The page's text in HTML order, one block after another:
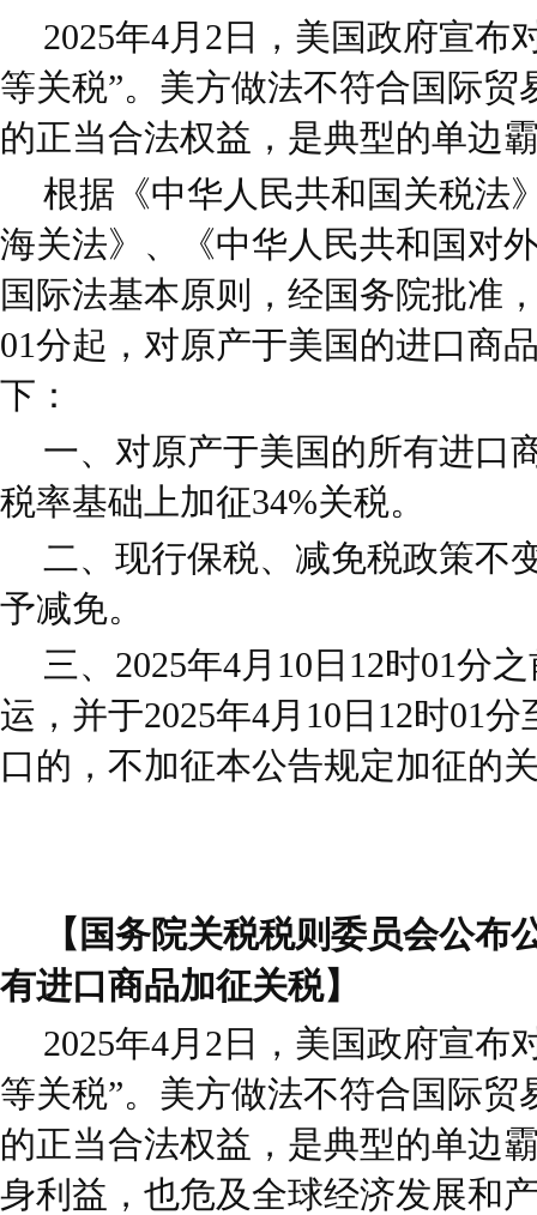
2025年4月2日，美国政府宣布
等关税”。美方做法不符合国际贸
的正当合法权益，是典型的单边
根据《中华人民共和国关税法
海关法》、《中华人民共和国对
国际法基本原则，经国务院批准
01分起，对原产于美国的进口商
下：
一、对原产于美国的所有进口
税率基础上加征34%关税。
二、现行保税、减免税政策不
予减免。
三、2025年4月10日12时01分
运，并于2025年4月10日12时01分
口的，不加征本公告规定加征的
【国务院关税税则委员会公布
有进口商品加征关税】
2025年4月2日，美国政府宣布
等关税”。美方做法不符合国际贸
的正当合法权益，是典型的单边
身利益，也危及全球经济发展和